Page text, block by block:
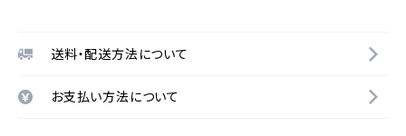
送料・配送方法について
お支払い方法について